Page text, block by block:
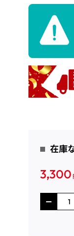
在庫
3,300